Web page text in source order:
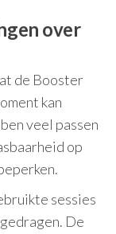
over
de Booster
kan
veel passen
op
sessies
De